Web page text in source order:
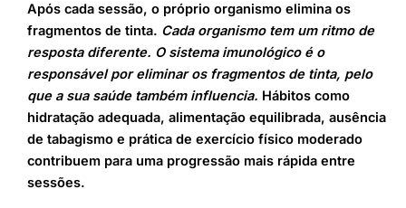
Após cada sessão, o próprio organismo elimina os
fragmentos de tinta. Cada organismo tem um ritmo de
resposta diferente. O sistema imunológico é o
responsável por eliminar os fragmentos de tinta, pelo
que a sua saúde também influencia. Hábitos como
hidratação adequada, alimentação equilibrada, ausência
de tabagismo e prática de exercício físico moderado
contribuem para uma progressão mais rápida entre
sessões.